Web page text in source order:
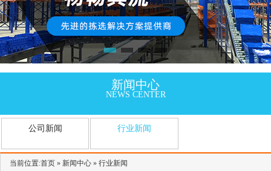
新闻中心
NEWS CENTER
公司新闻 行业新闻
当前位置:首页 » 新闻中心 » 行业新闻